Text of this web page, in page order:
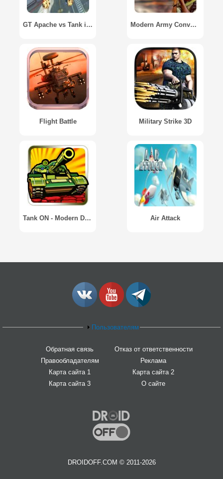
GT Apache vs Tank in New York Modern Army Convoy Gunner
Flight Battle Military Strike 3D
Tank ON - Modern Defender Air Attack
Пользователям
Обратная связь
Отказ от ответственности
Правообладателям
Реклама
Карта сайта 1
Карта сайта 2
Карта сайта 3
О сайте
DROIDOFF.COM © 2011-2026